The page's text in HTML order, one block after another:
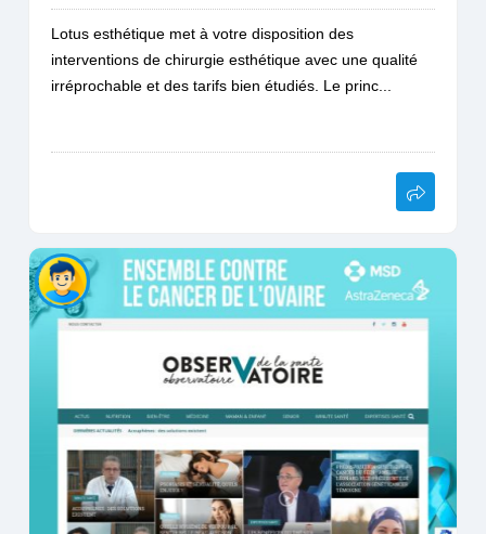
Lotus esthétique met à votre disposition des
interventions de chirurgie esthétique avec une qualité
irréprochable et des tarifs bien étudiés. Le princ...